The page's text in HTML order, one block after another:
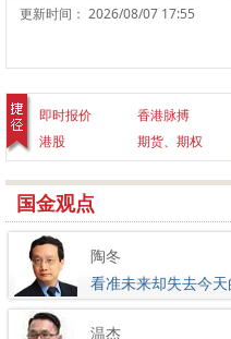
（6日）中午公布业绩，中期股东
基础盈利按
更新时间： 2026/08/07 17:55
即时报价
香港脉搏
港股
期货、期权
国金观点
陶冬
看准未来却失去今
温杰